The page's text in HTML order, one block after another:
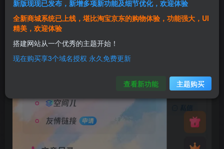
新版现现已发布，新增多项新功能及细节优化，欢迎体验
全新商城系统已上线，堪比淘宝京东的购物体验，功能强大，UI
精美，欢迎体验
搭建网站从一个优秀的主题开始！
现在购买享3个域名授权 永久免费更新
查看新功能 主题购买